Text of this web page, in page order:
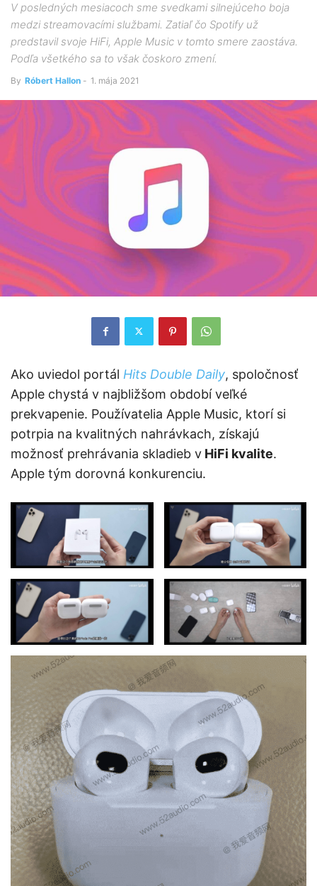
V posledných mesiacoch sme svedkami silnejúceho boja
medzi streamovacími službami. Zatiaľ čo Spotify už
predstavil svoje HiFi, Apple Music v tomto smere zaostáva.
Podľa všetkého sa to však čoskoro zmení.
By Róbert Hallon - 1. mája 2021
Ako uviedol portál Hits Double Daily, spoločnosť
Apple chystá v najbližšom období veľké
prekvapenie. Používatelia Apple Music, ktorí si
potrpia na kvalitných nahrávkach, získajú
možnosť prehrávania skladieb v HiFi kvalite.
Apple tým dorovná konkurenciu.